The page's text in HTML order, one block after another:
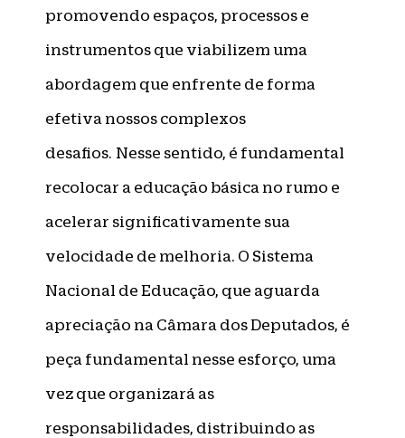
promovendo espaços, processos e
instrumentos que viabilizem uma
abordagem que enfrente de forma
efetiva nossos complexos
desafios. Nesse sentido, é fundamental
recolocar a educação básica no rumo e
acelerar significativamente sua
velocidade de melhoria. O Sistema
Nacional de Educação, que aguarda
apreciação na Câmara dos Deputados, é
peça fundamental nesse esforço, uma
vez que organizará as
responsabilidades, distribuindo as